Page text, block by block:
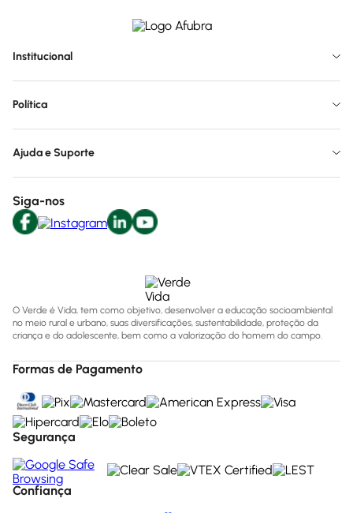
Institucional
Política
Ajuda e Suporte
Siga-nos
O Verde é Vida, tem como objetivo, desenvolver a educação socioambiental
no meio rural e urbano, suas diversificações, sustentabilidade, proteção da
criança e do adolescente, bem como a valorização do homem do campo.
Formas de Pagamento
Segurança
Confiança